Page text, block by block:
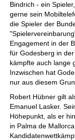
Bindrich - ein
gerne sein
die Spieler der
Engagement in der
für Godesberg in
kämpfte auch lange
Inzwischen hat
nur aus diesem
Robert Hübner gilt
Emanuel Lasker.
Höhepunkt, als er
in Palma de